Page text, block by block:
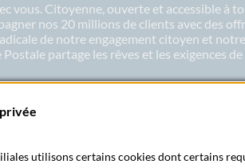
vous. Citoyenne, ouverte et accessible à
nos 20 millions de clients avec des
de notre engagement citoyen et notre
partage les rêves et les exigences de
utilisons certains cookies dont certains